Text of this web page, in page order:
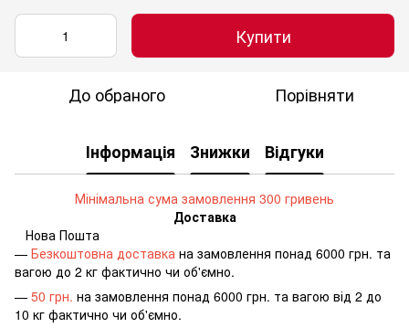
Купити
До обраного Порівняти
Інформація Знижки Відгуки
Мінімальна сума замовлення 300 гривень
Доставка
Нова Пошта
— Безкоштовна доставка на замовлення понад 6000 грн. та
вагою до 2 кг фактично чи об'ємно.
— 50 грн. на замовлення понад 6000 грн. та вагою від 2 до
10 кг фактично чи об'ємно.